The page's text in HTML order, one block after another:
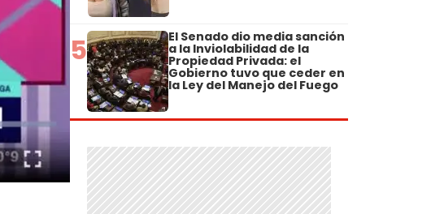
5 El Senado dio media sanción
a la Inviolabilidad de la
Propiedad Privada: el
Gobierno tuvo que ceder en
la Ley del Manejo del Fuego